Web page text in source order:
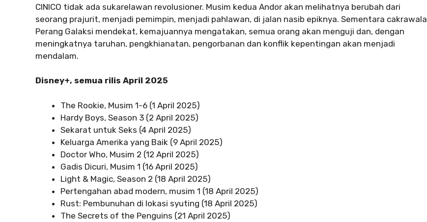
CINICO tidak ada sukarelawan revolusioner. Musim kedua Andor akan melihatnya berubah dari
seorang prajurit, menjadi pemimpin, menjadi pahlawan, di jalan nasib epiknya. Sementara cakrawala
Perang Galaksi mendekat, kemajuannya mengatakan, semua orang akan menguji dan, dengan
meningkatnya taruhan, pengkhianatan, pengorbanan dan konflik kepentingan akan menjadi
mendalam.
Disney+, semua rilis April 2025
The Rookie, Musim 1-6 (1 April 2025)
Hardy Boys, Season 3 (2 April 2025)
Sekarat untuk Seks (4 April 2025)
Keluarga Amerika yang Baik (9 April 2025)
Doctor Who, Musim 2 (12 April 2025)
Gadis Dicuri, Musim 1 (16 April 2025)
Light & Magic, Season 2 (18 April 2025)
Pertengahan abad modern, musim 1 (18 April 2025)
Rust: Pembunuhan di lokasi syuting (18 April 2025)
The Secrets of the Penguins (21 April 2025)